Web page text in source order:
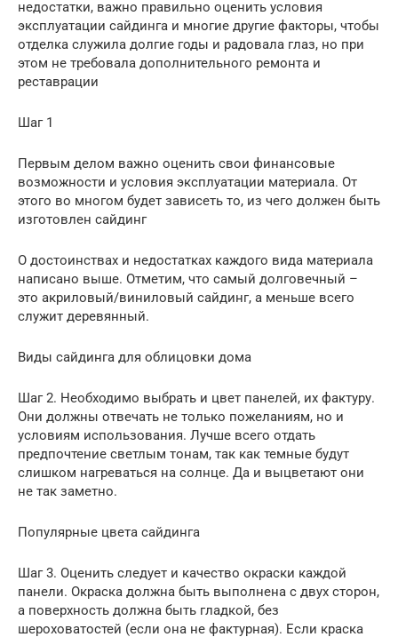
недостатки, важно правильно оценить условия
эксплуатации сайдинга и многие другие факторы, чтобы
отделка служила долгие годы и радовала глаз, но при
этом не требовала дополнительного ремонта и
реставрации
Шаг 1
Первым делом важно оценить свои финансовые
возможности и условия эксплуатации материала. От
этого во многом будет зависеть то, из чего должен быть
изготовлен сайдинг
О достоинствах и недостатках каждого вида материала
написано выше. Отметим, что самый долговечный –
это акриловый/виниловый сайдинг, а меньше всего
служит деревянный.
Виды сайдинга для облицовки дома
Шаг 2. Необходимо выбрать и цвет панелей, их фактуру.
Они должны отвечать не только пожеланиям, но и
условиям использования. Лучше всего отдать
предпочтение светлым тонам, так как темные будут
слишком нагреваться на солнце. Да и выцветают они
не так заметно.
Популярные цвета сайдинга
Шаг 3. Оценить следует и качество окраски каждой
панели. Окраска должна быть выполнена с двух сторон,
а поверхность должна быть гладкой, без
шероховатостей (если она не фактурная). Если краска